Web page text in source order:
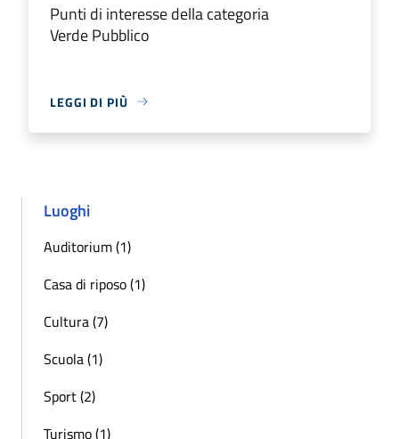
Punti di interesse della categoria
Verde Pubblico
LEGGI DI PIÙ
Luoghi
Auditorium (1)
Casa di riposo (1)
Cultura (7)
Scuola (1)
Sport (2)
Turismo (1)